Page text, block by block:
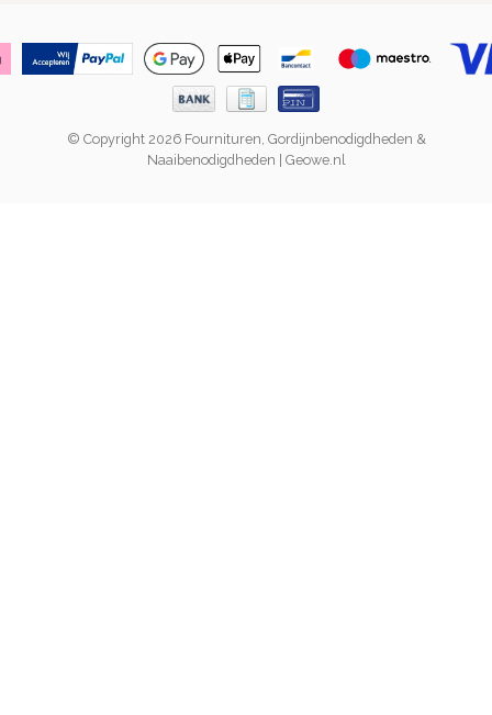
© Copyright 2026 Fournituren, Gordijnbenodigdheden &
Naaibenodigdheden | Geowe.nl